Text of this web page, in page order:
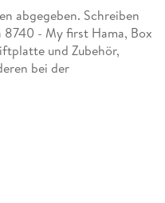
abgegeben. Schreiben
8740 - My first Hama, Box
und Zubehör,
bei der